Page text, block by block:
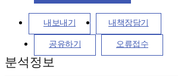
내보내기 내책장담기
공유하기 오류접수
분석정보